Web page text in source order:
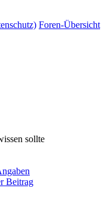
Foren-Übersicht
sollte
Beitrag